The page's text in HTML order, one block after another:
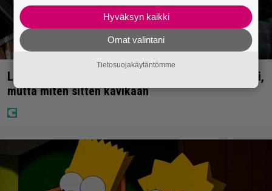
Lapset ostivat isälle lahjaksi arvan – päävoitto tuli,
mutta miten sitten kävikään
Hyväksyn kaikki
Omat valintani
Tietosuojakäytäntömme